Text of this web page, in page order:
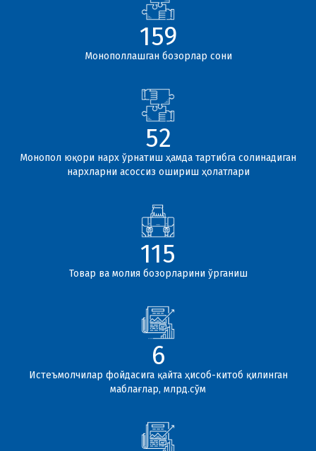
159
Монополлашган бозорлар сони
52
Монопол юқори нарх ўрнатиш ҳамда тартибга солинадиган
нархларни асоссиз ошириш ҳолатлари
115
Товар ва молия бозорларини ўрганиш
6
Истеъмолчилар фойдасига қайта ҳисоб-китоб қилинган
маблағлар, млрд.сўм